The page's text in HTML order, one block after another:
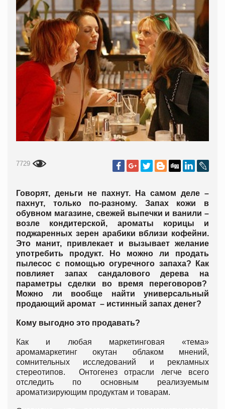
7729
Говорят, деньги не пахнут. На самом деле –
пахнут, только по-разному. Запах кожи в
обувном магазине, свежей выпечки и ванили –
возле кондитерской, ароматы корицы и
поджаренных зерен арабики вблизи кофейни.
Это манит, привлекает и вызывает желание
употребить продукт. Но можно ли продать
пылесос с помощью огуречного запаха? Как
повлияет запах сандалового дерева на
параметры сделки во время переговоров?
Можно ли вообще найти универсальный
продающий аромат – истинный запах денег?
Кому выгодно это продавать?
Как и любая маркетинговая «тема»
аромамаркетинг окутан облаком мнений,
сомнительных исследований и рекламных
стереотипов. Онтогенез отрасли легче всего
отследить по основным реализуемым
ароматизирующим продуктам и товарам.